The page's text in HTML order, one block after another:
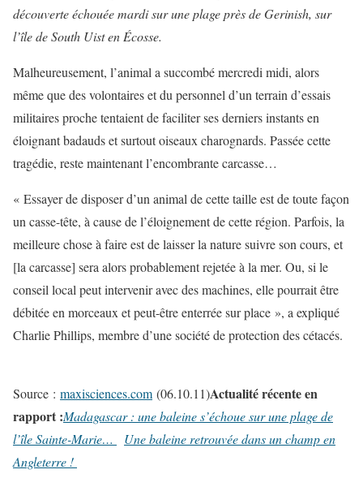
découverte échouée mardi sur une plage près de Gerinish, sur
l’île de South Uist en Écosse.
Malheureusement, l’animal a succombé mercredi midi, alors
même que des volontaires et du personnel d’un terrain d’essais
militaires proche tentaient de faciliter ses derniers instants en
éloignant badauds et surtout oiseaux charognards. Passée cette
tragédie, reste maintenant l’encombrante carcasse…
« Essayer de disposer d’un animal de cette taille est de toute façon
un casse-tête, à cause de l’éloignement de cette région. Parfois, la
meilleure chose à faire est de laisser la nature suivre son cours, et
[la carcasse] sera alors probablement rejetée à la mer. Ou, si le
conseil local peut intervenir avec des machines, elle pourrait être
débitée en morceaux et peut-être enterrée sur place », a expliqué
Charlie Phillips, membre d’une société de protection des cétacés.
Source : maxisciences.com (06.10.11)Actualité récente en
rapport :Madagascar : une baleine s’échoue sur une plage de
l’île Sainte-Marie…
Une baleine retrouvée dans un champ en
Angleterre !